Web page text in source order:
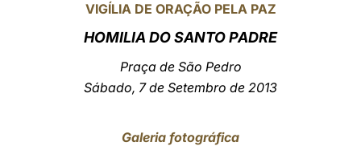
中文
VIGÍLIA DE ORAÇÃO PELA PAZ
HOMILIA DO SANTO PADRE
Praça de São Pedro
Sábado, 7 de Setembro de 2013
Galeria fotográfica